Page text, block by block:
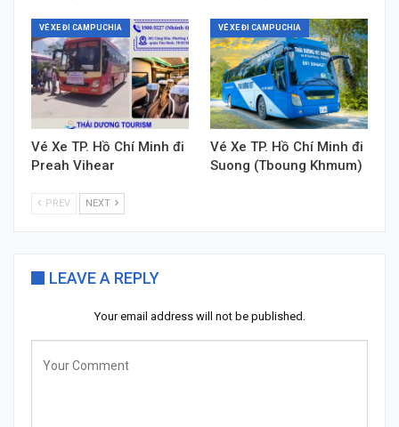
VÉ XE ĐI CAMPUCHIA
Vé Xe TP. Hồ Chí Minh đi
Preah Vihear
VÉ XE ĐI CAMPUCHIA
Vé Xe TP. Hồ Chí Minh đi
Suong (Tboung Khmum)
PREV NEXT
LEAVE A REPLY
Your email address will not be published.